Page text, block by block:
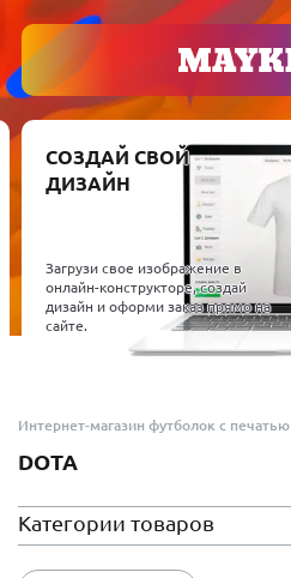
СОЗДАЙ СВОЙ
ДИЗАЙН
Загрузи свое изображение в
онлайн-конструкторе, создай
дизайн и оформи заказ прямо на
сайте.
Интернет-магазин футболок с печатью
DOTA
Категории товаров